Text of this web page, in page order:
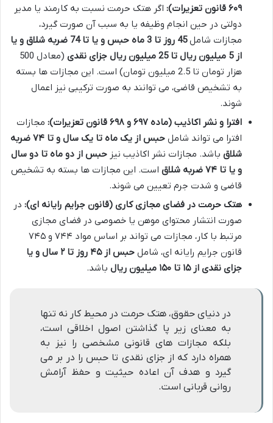
۶۰۹ قانون تعزیرات):
اگر هتک حرمت نسبت به کارمند یا مدیر
دولتی در حین انجام وظیفه یا به سبب آن صورت گیرد،
مجازات شامل
45 روز تا 3 ماه حبس و یا تا 74 ضربه شلاق و یا
از 5 میلیون ریال تا 25 میلیون ریال جزای نقدی
(معادل 500
هزار تومان تا 2.5 میلیون تومان) است. این مجازات ها بسته
به تشخیص قاضی، می توانند به صورت ترکیبی نیز اعمال
شوند.
افترا و نشر اکاذیب (ماده ۶۹۷ و ۶۹۸ قانون تعزیرات):
مجازات
افترا می تواند شامل
حبس از یک ماه تا یک سال و تا ۷۴ ضربه
شلاق باشد. مجازات نشر اکاذیب نیز حبس از دو ماه تا دو سال
و یا تا ۷۴ ضربه شلاق
است. این مجازات ها بسته به تشخیص
قاضی و شدت جرم تعیین می شوند.
هتک حرمت در فضای مجازی کاری (قانون جرایم رایانه ای): در
صورت انتشار محتوای موهن یا خصوصی در فضای مجازی
مرتبط با کار، مجازات می تواند بر اساس مواد ۷۴۴ و ۷۴۵
قانون جرایم رایانه ای، شامل
حبس از ۴۵ روز تا ۲ سال و یا
جزای نقدی از ۱۵ تا ۱۵۰ میلیون ریال
باشد.
در دنیای حقوق، هتک حرمت در محیط کار نه تنها
به معنای زیر پا گذاشتن اصول اخلاقی است،
بلکه مجازات های قانونی مشخصی را نیز به
همراه دارد که از جزای نقدی تا حبس را در بر می
گیرد و هدف آن اعاده حیثیت و حفظ آرامش
روانی قربانی است.